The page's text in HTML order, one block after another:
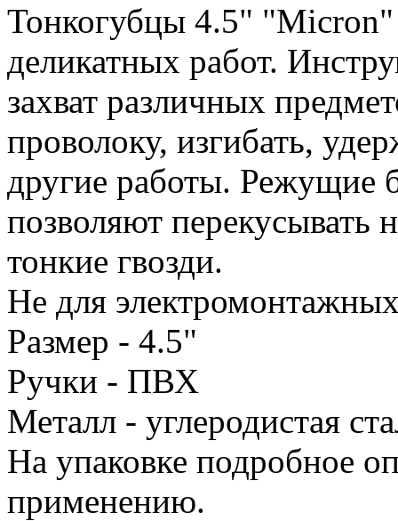
Тонкогубцы 4.5" "Micron"
деликатных работ.
захват различных
проволоку, изгибать,
другие работы. Режущие
позволяют перекусывать
тонкие гвозди.
Не для
Размер - 4.5"
Ручки - ПВХ
Металл - углеродистая
На упаковке подробное
применению.